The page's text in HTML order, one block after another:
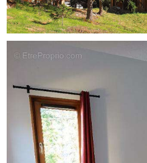
n°3[Coordonnées
SUR-LOIRE (44230).
de la Boétie, 75008 Paris -
euros pour T et 120 000
responsabilité civile
n° de police 28137.J
Mandat réf : 447602 - Le
sécurise votre projet immobilier.
Copropriété de 195 lots.